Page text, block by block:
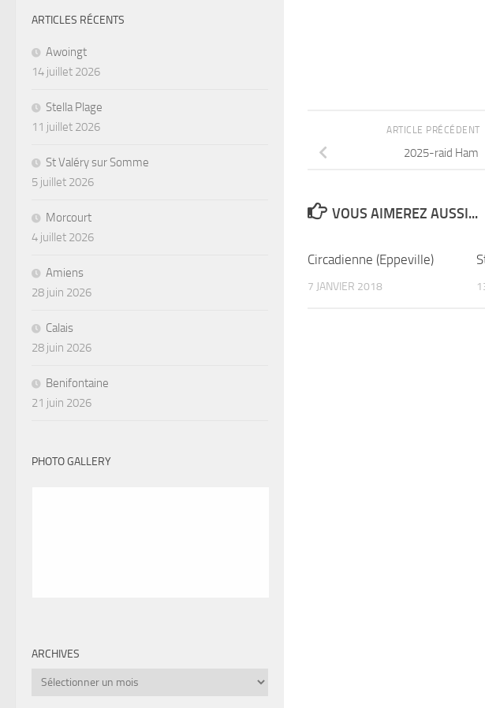
ARTICLE PRÉCÉDENT
2025-raid Ham
VOUS AIMEREZ AUSSI...
Circadienne (Eppeville)
7 JANVIER 2018
ARTICLES RÉCENTS
Awoingt
14 juillet 2026
Stella Plage
11 juillet 2026
St Valéry sur Somme
5 juillet 2026
Morcourt
4 juillet 2026
Amiens
28 juin 2026
Calais
28 juin 2026
Benifontaine
21 juin 2026
PHOTO GALLERY
ARCHIVES
Archives